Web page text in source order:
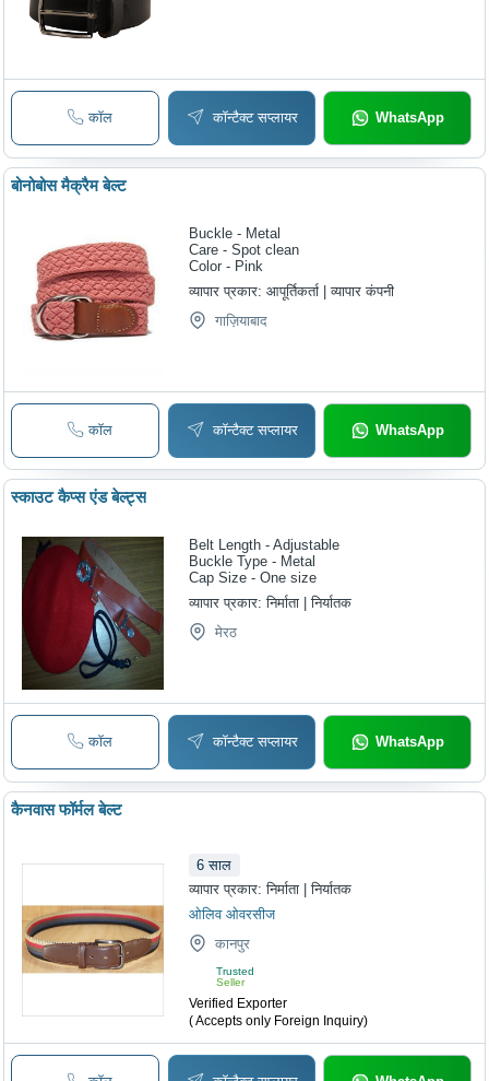
कॉल कॉन्टैक्ट सप्लायर WhatsApp
बोनोबोस मैक्रैम बेल्ट
Buckle - Metal
Care - Spot clean
Color - Pink
व्यापार प्रकार:आपूर्तिकर्ता | व्यापार कंपनी
गाज़ियाबाद
कॉल कॉन्टैक्ट सप्लायर WhatsApp
स्काउट कैप्स एंड बेल्ट्स
Belt Length - Adjustable
Buckle Type - Metal
Cap Size - One size
व्यापार प्रकार:निर्माता | निर्यातक
मेरठ
कॉल कॉन्टैक्ट सप्लायर WhatsApp
कैनवास फॉर्मल बेल्ट
6 साल
व्यापार प्रकार:निर्माता | निर्यातक
ओलिव ओवरसीज
कानपुर
Trusted
Seller
Verified Exporter
( Accepts only Foreign Inquiry)